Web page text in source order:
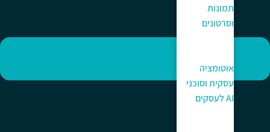
תמונות
וסרטונים
אוטומציה
עסקית וסוכני
AI לעסקים